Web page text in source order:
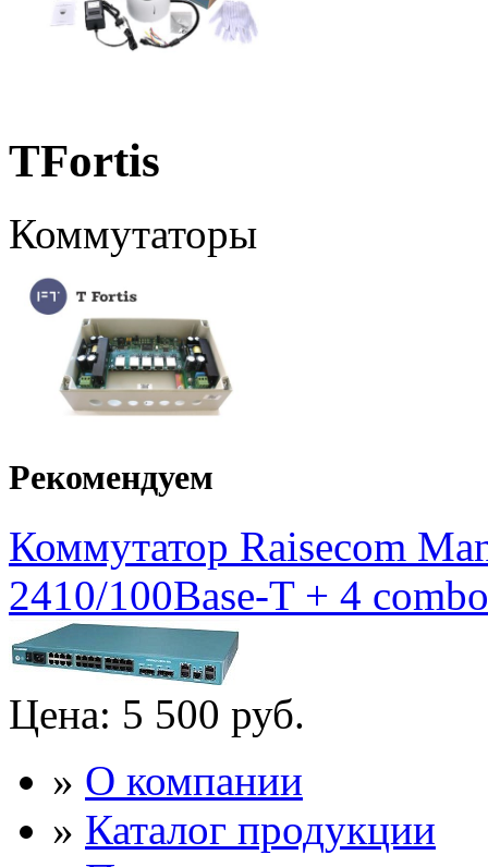
TFortis
Коммутаторы
Рекомендуем
Коммутатор Raisecom
2410/100Base-T + 4
Цена: 5 500 руб.
» О компании
» Каталог продукции